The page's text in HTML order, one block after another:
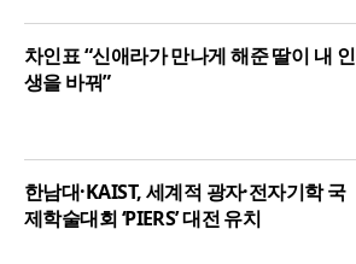
차인표 “신애라가 만나게 해준 딸이 내 인
생을 바꿔”
한남대·KAIST, 세계적 광자·전자기학 국
제학술대회 ‘PIERS’ 대전 유치